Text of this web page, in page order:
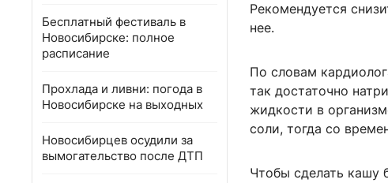
Бесплатный фестиваль в
Новосибирске: полное
расписание
Прохлада и ливни: погода в
Новосибирске на выходных
Новосибирцев осудили за
вымогательство после ДТП
Рекомендуется
нее.
По словам
так достаточно
жидкости в
соли, тогда со
Чтобы сделать кашу